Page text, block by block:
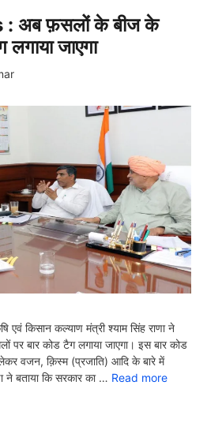
अब फ़सलों के बीज के
जाएगा
किसान कल्याण मंत्री श्याम सिंह राणा ने
पर बार कोड टैग लगाया जाएगा। इस बार कोड
वजन, क़िस्म (प्रजाति) आदि के बारे में
ने बताया कि सरकार का … Read more